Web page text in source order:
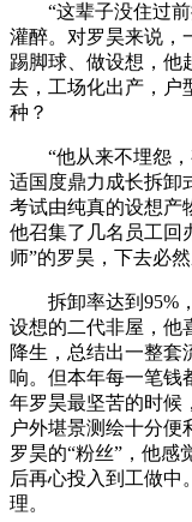
“这辈子没住过前
灌醉。对罗昊来说，
踢脚球、做设想，他
去，工场化出产，户
种？
“他从来不埋怨，
适国度鼎力成长拆卸
考试由纯真的设想产
他召集了几名员工回
师”的罗昊，下去必
拆卸率达到95%，
设想的二代非屋，他
降生，总结出一整套
响。但本年每一笔钱
年罗昊最坚苦的时候
户外堪景测绘十分便
罗昊的“粉丝”，他感
后再心投入到工做
理。